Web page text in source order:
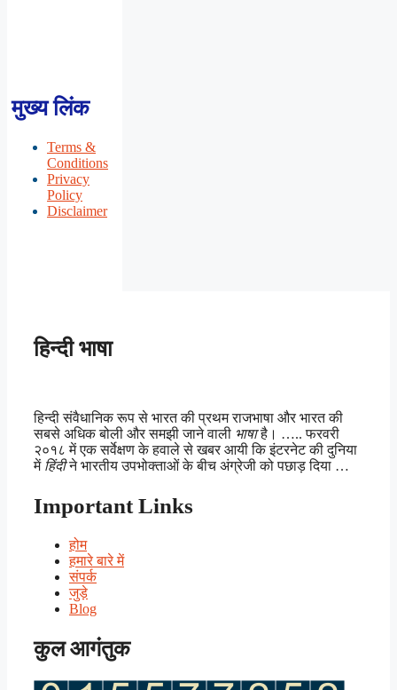
मुख्य लिंक
Terms &
Conditions
Privacy
Policy
Disclaimer
हिन्दी भाषा
हिन्दी संवैधानिक रूप से भारत की प्रथम राजभाषा और भारत की
सबसे अधिक बोली और समझी जाने वाली भाषाहै। ….. फरवरी
२०१८ में एक सर्वेक्षण के हवाले से खबर आयी कि इंटरनेट की दुनिया
में हिंदीने भारतीय उपभोक्ताओं के बीच अंग्रेजी को पछाड़ दिया …
Important Links
होम
हमारे बारे में
संपर्क
जुड़े
Blog
कुल आगंतुक